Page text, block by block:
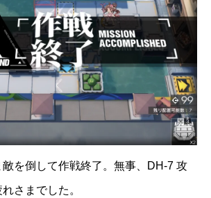
を倒して作戦終了。無事、DH-7 攻
さまでした。